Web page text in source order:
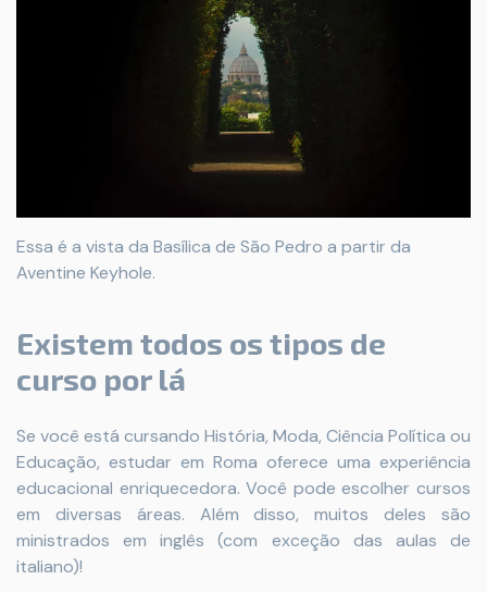
Essa é a vista da Basílica de São Pedro a partir da
Aventine Keyhole.
Existem todos os tipos de
curso por lá
Se você está cursando História, Moda, Ciência Política ou
Educação, estudar em Roma oferece uma experiência
educacional enriquecedora. Você pode escolher cursos
em diversas áreas. Além disso, muitos deles são
ministrados em inglês (com exceção das aulas de
italiano)!